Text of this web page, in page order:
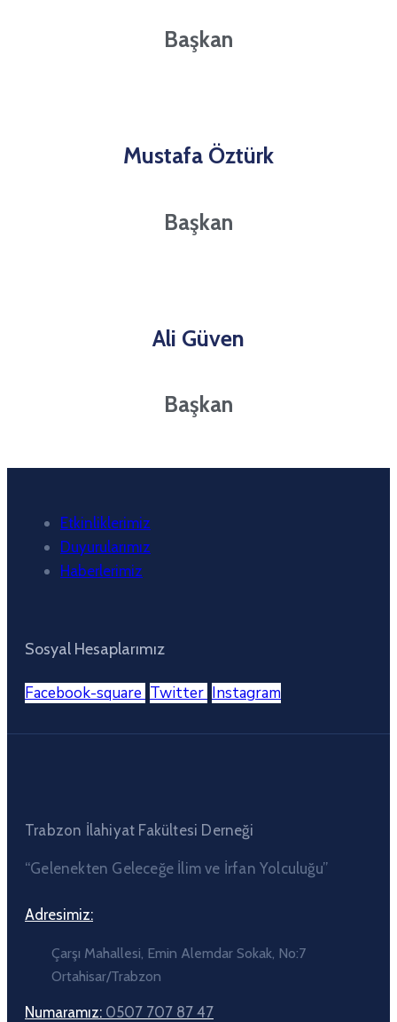
Başkan
Mustafa Öztürk
Başkan
Ali Güven
Başkan
Etkinliklerimiz
Duyurularımız
Haberlerimiz
Sosyal Hesaplarımız
Facebook-square Twitter Instagram
Trabzon İlahiyat Fakültesi Derneği
“Gelenekten Geleceğe İlim ve İrfan Yolculuğu”
Adresimiz:
Çarşı Mahallesi, Emin Alemdar Sokak, No:7
Ortahisar/Trabzon
Numaramız: 0507 707 87 47